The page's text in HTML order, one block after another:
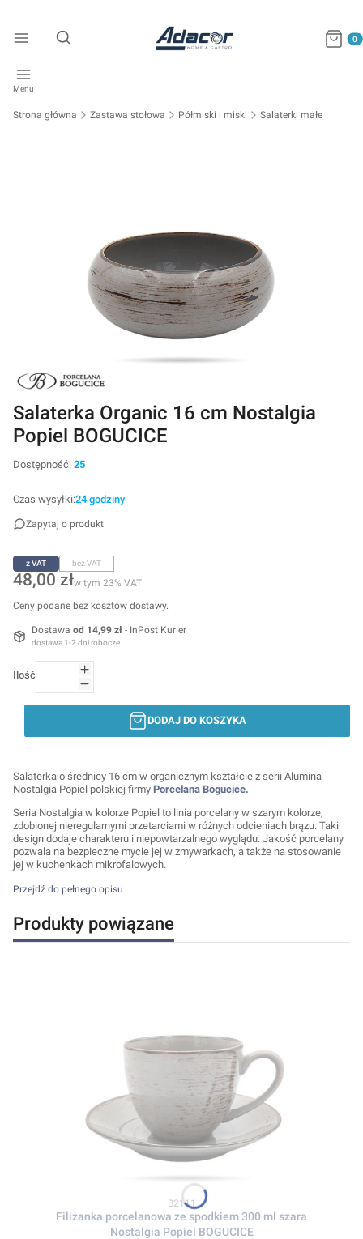
Otwórz wyszukiwarkę
Menu
Strona główna Zastawa stołowa Półmiski i miski Salaterki małe
Salaterka Organic 16 cm Nostalgia
Popiel BOGUCICE
Dostępność: 25
Czas wysyłki:24 godziny
Zapytaj o produkt
z VAT bez VAT
Cena
48,00 złw tym 23% VAT
w tym 23% VAT
Ceny podane bez kosztów dostawy.
Dostawa od 14,99 zł - InPost Kurier
dostawa 1-2 dni robocze
Ilość
DODAJ DO KOSZYKA
Salaterka o średnicy 16 cm w organicznym kształcie z serii Alumina
Nostalgia Popiel polskiej firmy Porcelana Bogucice.
Seria Nostalgia w kolorze Popiel to linia porcelany w szarym kolorze,
zdobionej nieregularnymi przetarciami w różnych odcieniach brązu. Taki
design dodaje charakteru i niepowtarzalnego wyglądu. Jakość porcelany
pozwala na bezpieczne mycie jej w zmywarkach, a także na stosowanie
jej w kuchenkach mikrofalowych.
Przejdź do pełnego opisu
Produkty powiązane
Kod produktu
B2111
Filiżanka porcelanowa ze spodkiem 300 ml szara
Nostalgia Popiel BOGUCICE